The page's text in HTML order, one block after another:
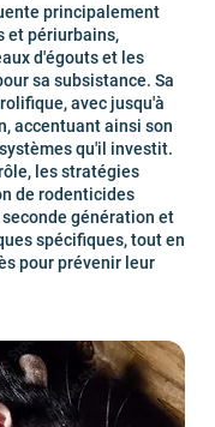
principalement
et périurbains,
d'égouts et les
sa subsistance. Sa
avec jusqu'à
accentuant ainsi son
qu'il investit.
les stratégies
de rodenticides
génération et
spécifiques, tout en
pour prévenir leur